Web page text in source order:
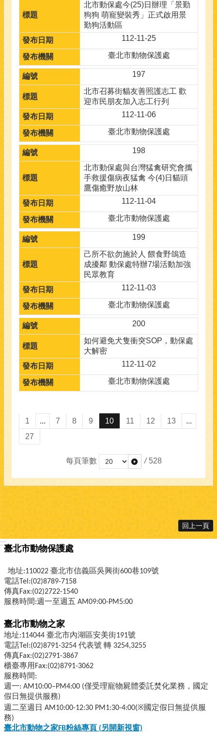
北市動保處今(25)日辦理「景勤
狗狗 萌寵變裝秀」正式啟用景
勤狗活動區
112-11-25
臺北市動物保護處
197
北市召募街貓友善照護志工 歡
迎市民朋友加入志工行列
112-11-06
臺北市動物保護處
198
北市動保處與台灣猛禽研究會攜
手救援傷病夜猛禽 今(4)日貓頭
鷹傷癒野放山林
112-11-04
臺北市動物保護處
199
己所不欲勿施於人 餵食野鴿造
成擾鄰 動保處特辦7場活動加強
民眾教育
112-11-03
臺北市動物保護處
200
如何避免犬隻衝突SOP，動保處
大解密
112-11-02
臺北市動物保護處
1 ... 7 8 9 10 11 12 13
...
27
每頁筆數 / 528
回上一頁
:::
臺北市動物保護處
地址:110022 臺北市信義區吳興街600巷109號
電話Tel:(02)8789-7158
傳真Fax:(02)2722-1540
服務時間:週一至週五 AM09:00-PM5:00
臺北市動物之家
地址:114044 臺北市內湖區安美街191號
電話Tel:(02)8791-3254 代表號 轉 3254,3255
傳真Fax:(02)2791-3867
櫃臺專用Fax:(02)8791-3062
服務時間:
週一: AM10:00–PM4:00 (僅受理寵物屍體委託焚化業務，國定
假日無提供服務)
週二至週日 AM10:00-12:30 PM1:30-4:00(※國定假日無提供服
務)
臺北市動物之家FB粉絲專頁 (另開新視窗)